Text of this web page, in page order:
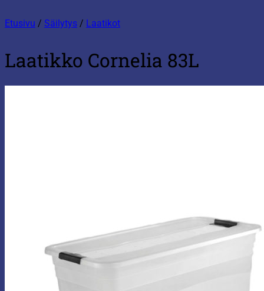
Etusivu / Säilytys / Laatikot
Laatikko Cornelia 83L